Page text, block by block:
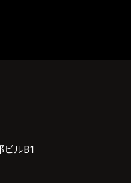
ビルB1